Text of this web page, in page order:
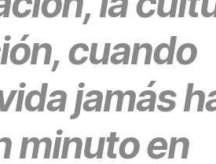
cuando
jamás
minuto en